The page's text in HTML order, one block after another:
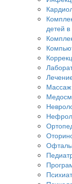
детей
Массаж